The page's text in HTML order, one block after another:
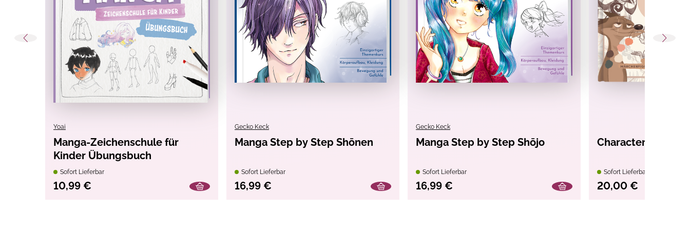
Yoai
Manga-Zeichenschule für
Kinder Übungsbuch
Sofort Lieferbar
10,99 €
Gecko Keck
Manga Step by Step Shōnen
Sofort Lieferbar
16,99 €
Gecko Keck
Manga Step by Step Shōjo
Sofort Lieferbar
16,99 €
Character Design
Sofort Lieferbar
20,00 €